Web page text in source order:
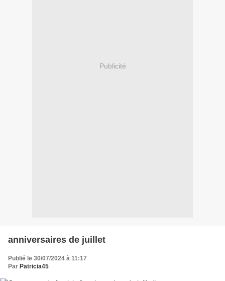
Publicité
anniversaires de juillet
Publié le 30/07/2024 à 11:17
Par Patricia45